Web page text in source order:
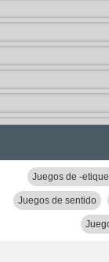
Juegos de -
Juegos de sentido